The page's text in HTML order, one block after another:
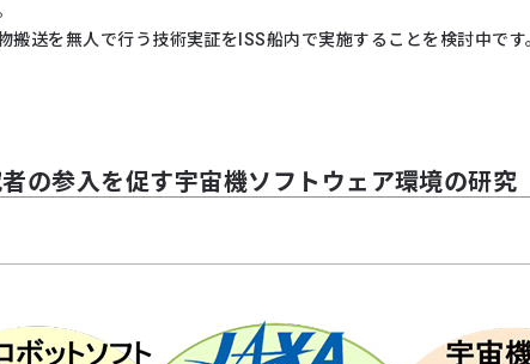
搬送を無人で行う技術実証をISS船内で実施することを検討中です
の参入を促す宇宙機ソフトウェア環境の研究